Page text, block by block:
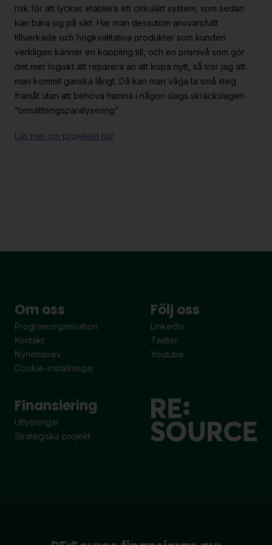
risk för att lyckas etablera ett cirkulärt system, som sedan
kan bära sig på sikt. Har man dessutom ansvarsfullt
tillverkade och högkvalitativa produkter som kunden
verkligen känner en koppling till, och en prisnivå som gör
det mer logiskt att reparera än att köpa nytt, så tror jag att
man kommit ganska långt. Då kan man våga ta små steg
framåt utan att behöva hamna i någon slags skräckslagen
”omsättningsparalysering”
Läs mer om projektet här
Om oss
Programorganisation
Kontakt
Nyhetsbrev
Cookie-inställningar
Följ oss
LinkedIn
Twitter
Youtube
Finansiering
Utlysningar
Strategiska projekt